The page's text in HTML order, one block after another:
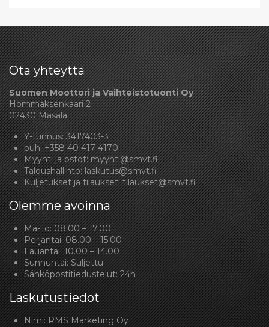
Ota yhteyttä
Suomen Moottori ja Vaihteistotuonti Oy
Hommaksenkaari 2
02430 Masala
Y-tunnus: 3417403-3
puh.+358 40 417 4170
Myynti ja ostot:myynti@smvt.fi
Taloushallinto:laskutus@smvt.fi
Kuljetukset ja tilaukset:tilaukset@smvt.fi
Olemme avoinna
Ma-To: 08.00 – 17.00
Perjantai: 08.00 – 15.00
Lauantai: 10.00 – 14.00
Sunnuntai: Suljettu
Sähköpostitiedustelut: 24h
Laskutustiedot
Nimi: RMS Marketing Oy